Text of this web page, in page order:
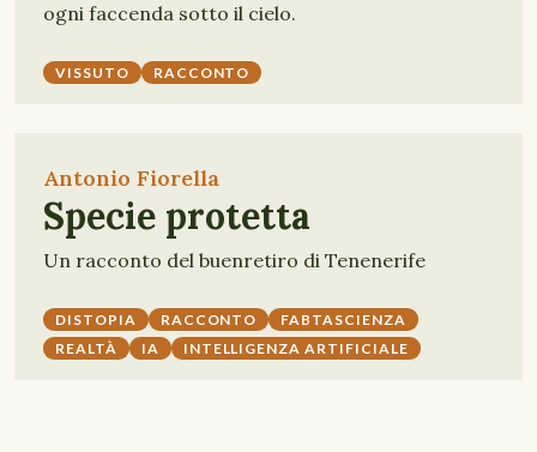
ogni faccenda sotto il cielo.
VISSUTO RACCONTO
Antonio Fiorella
Specie protetta
Un racconto del buenretiro di Tenenerife
DISTOPIA RACCONTO
FABTASCIENZA
REALTÀ
IA INTELLIGENZA ARTIFICIALE